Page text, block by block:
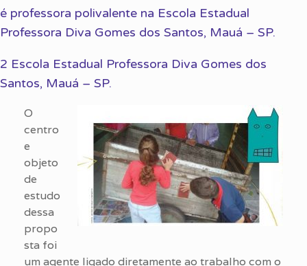
é professora polivalente na Escola Estadual
Professora Diva Gomes dos Santos, Mauá – SP.
2 Escola Estadual Professora Diva Gomes dos
Santos, Mauá – SP.
O
centro
e
objeto
de
estudo
dessa
propo
sta foi
um agente ligado diretamente ao trabalho com o